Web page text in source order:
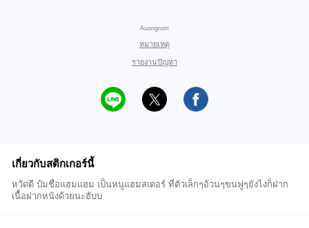
Auongrom
หมายเหตุ
รายงานปัญหา
เกี่ยวกับสติกเกอร์นี้
หวัดดี ป๋มชื่อแฮมแฮม เป็นหนูแฮมสเตอร์ ที่ตัวเล็กๆอ้วนๆขนฟูๆยังไงก็ฝาก
เนื้อฝากหนังด้วยนะฮับบ